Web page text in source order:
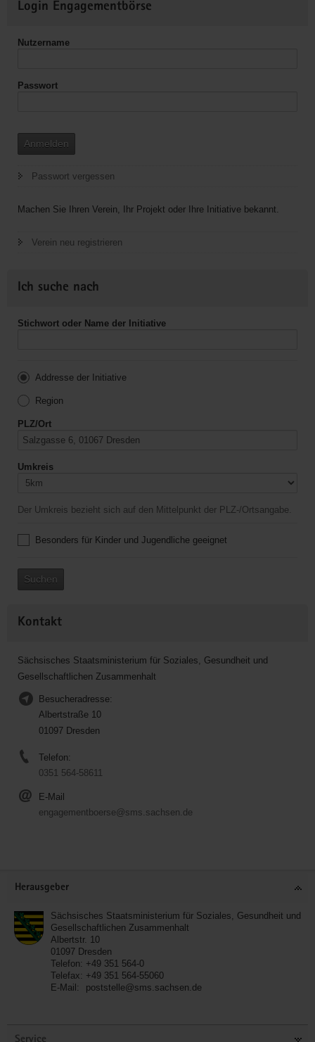
Informationen
Login Engagementbörse
Nutzername
Passwort
Anmelden
Passwort vergessen
Machen Sie Ihren Verein, Ihr Projekt oder Ihre Initiative bekannt.
Verein neu registrieren
Ich suche nach
Stichwort oder Name der Initiative
Addresse der Initiative
Region
PLZ/Ort
Umkreis
Der Umkreis bezieht sich auf den Mittelpunkt der PLZ-/Ortsangabe.
Besonders für Kinder und Jugendliche geeignet
Suchen
Kontakt
Sächsisches Staatsministerium für Soziales, Gesundheit und
Gesellschaftlichen Zusammenhalt
Besucheradresse:
Albertstraße 10
01097 Dresden
Telefon:
0351 564-58611
E-Mail
engagementboerse@sms.sachsen.de
Herausgeber
Sächsisches Staatsministerium für Soziales, Gesundheit und
Gesellschaftlichen Zusammenhalt
Albertstr. 10
01097 Dresden
Telefon: +49 351 564-0
Telefax: +49 351 564-55060
E-Mail:
poststelle@sms.sachsen.de
Service